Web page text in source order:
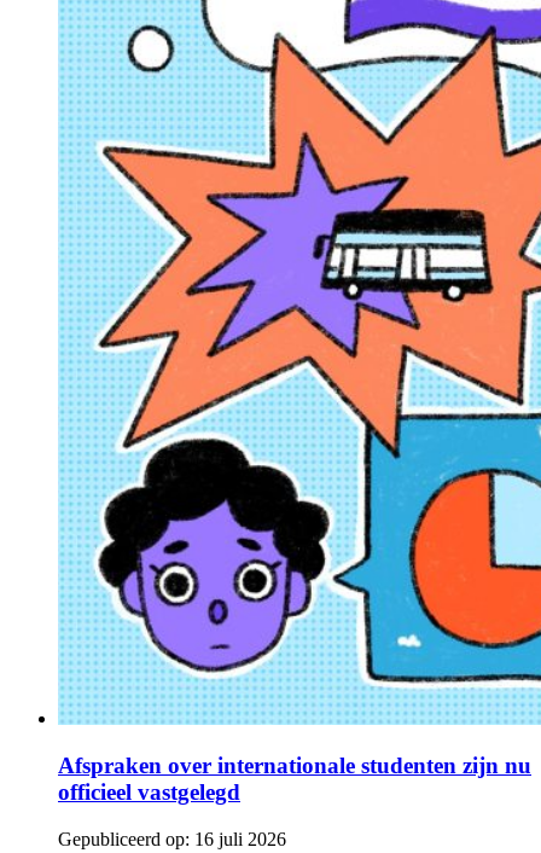
Afspraken over internationale studenten zijn nu
officieel vastgelegd
Gepubliceerd op: 16 juli 2026